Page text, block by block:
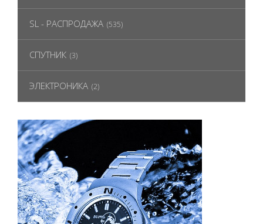
SL - РАСПРОДАЖА (535)
СПУТНИК (3)
ЭЛЕКТРОНИКА (2)